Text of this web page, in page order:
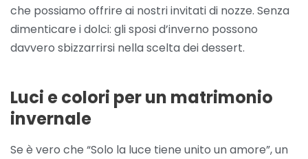
che possiamo offrire ai nostri invitati di nozze. Senza
dimenticare i dolci: gli sposi d’inverno possono
davvero sbizzarrirsi nella scelta dei dessert.
Luci e colori per un matrimonio
invernale
Se è vero che “Solo la luce tiene unito un amore”, un